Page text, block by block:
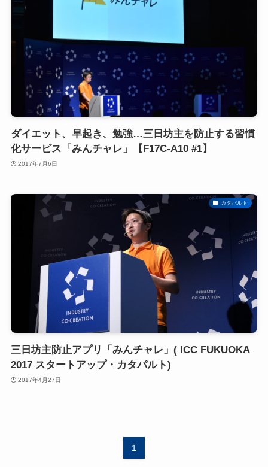
ダイエット、早起き、勉強…三日坊主を防止する習慣
化サービス「みんチャレ」【F17C-A10 #1】
2017年7月6日
カタパルト
三日坊主防止アプリ「みんチャレ」( ICC FUKUOKA
2017 スタートアップ・カタパルト)
2017年4月27日
1